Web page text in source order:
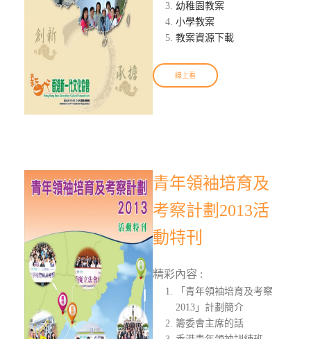
幼稚園教案
小學教案
教案資源下載
線上看
青年領袖培育及
考察計劃2013活
動特刊
精彩內容 :
「青年領袖培育及考察
2013」計劃簡介
籌委會主席的話